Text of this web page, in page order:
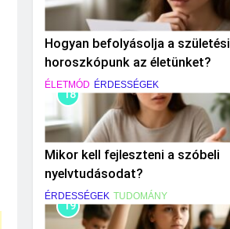
Hogyan befolyásolja a születési
horoszkópunk az életünket?
ÉLETMÓD ÉRDESSÉGEK
18
Mikor kell fejleszteni a szóbeli
nyelvtudásodat?
ÉRDESSÉGEK TUDOMÁNY
19